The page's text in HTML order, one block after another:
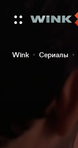
Wink Сериалы